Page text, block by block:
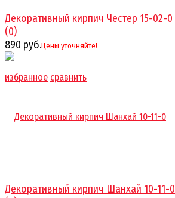
избранное сравнить
Декоративный кирпич Честер 15-02-0
(0)
890 руб.Цены уточняйте!
Декоративный кирпич Шанхай 10-11-0